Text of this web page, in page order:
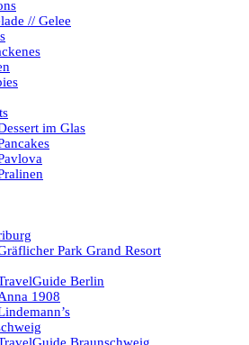
// Gelee
im Glas
Park Grand Resort
Berlin
1908